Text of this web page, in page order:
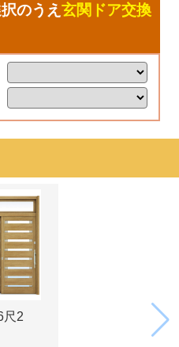
のうえ玄関ドア交換
尺2